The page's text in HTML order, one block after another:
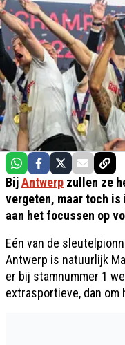
BijAntwerp zullen ze
vergeten, maar toch is
aan het focussen op
Eén van de
Antwerp is natuurlijk
er bij stamnummer 1
extrasportieve, dan om